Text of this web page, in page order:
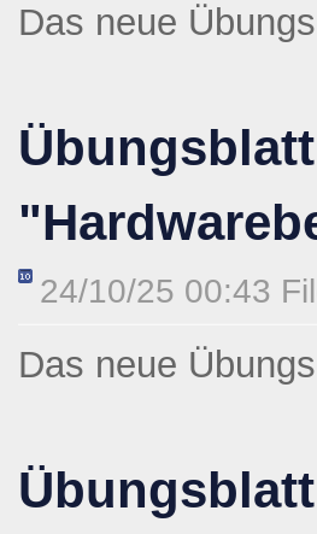
Das neue
Übungsblatt
24/10/25 00:43
Das neue
Übungsblatt